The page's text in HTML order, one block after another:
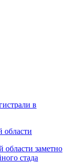
в
области заметно
стада